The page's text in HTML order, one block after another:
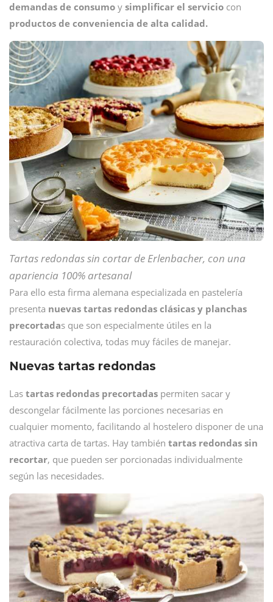
demandas de consumo y simplificar el servicio con
productos de conveniencia de alta calidad.
Tartas redondas sin cortar de Erlenbacher, con una
apariencia 100% artesanal
Para ello esta firma alemana especializada en pastelería
presenta nuevas tartas redondas clásicas y planchas
precortadas que son especialmente útiles en la
restauración colectiva, todas muy fáciles de manejar.
Nuevas tartas redondas
Las tartas redondas precortadas permiten sacar y
descongelar fácilmente las porciones necesarias en
cualquier momento, facilitando al hostelero disponer de una
atractiva carta de tartas. Hay también tartas redondas sin
recortar, que pueden ser porcionadas individualmente
según las necesidades.